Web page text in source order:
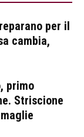
per il
cambia,
primo
Striscione